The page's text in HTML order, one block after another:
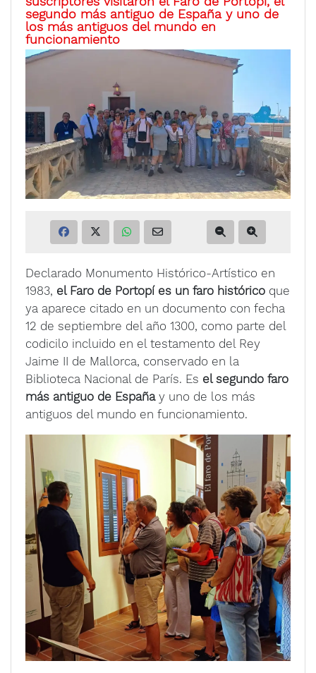
segundo más antiguo de España y uno de
los más antiguos del mundo en
funcionamiento
Declarado Monumento Histórico-Artístico en
1983, el Faro de Portopí es un faro histórico que
ya aparece citado en un documento con fecha
12 de septiembre del año 1300, como parte del
codicilo incluido en el testamento del Rey
Jaime II de Mallorca, conservado en la
Biblioteca Nacional de París. Es el segundo faro
más antiguo de Españay uno de los más
antiguos del mundo en funcionamiento.